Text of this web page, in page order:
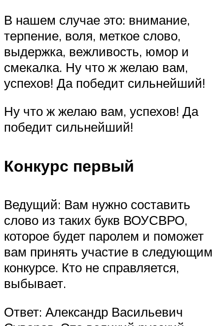
В нашем случае это: внимание,
терпение, воля, меткое слово,
выдержка, вежливость, юмор и
смекалка. Ну что ж желаю вам,
успехов! Да победит сильнейший!
Ну что ж желаю вам, успехов! Да
победит сильнейший!
Конкурс первый
Ведущий: Вам нужно составить
слово из таких букв ВОУСВРО,
которое будет паролем и поможет
вам принять участие в следующим
конкурсе. Кто не справляется,
выбывает.
Ответ: Александр Васильевич